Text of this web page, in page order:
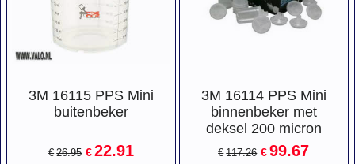
3M 16115 PPS Mini
buitenbeker
€ 26.95 €22.91
3M 16114 PPS Mini
binnenbeker met
deksel 200 micron
€ 117.26 € 99.67